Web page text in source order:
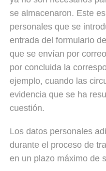
se almacenaron. Este
personales que se
entrada del formulario
que se envían por
por concluida la
ejemplo, cuando las
evidencia que se ha
cuestión.
Los datos personales
durante el proceso de
en un plazo máximo de